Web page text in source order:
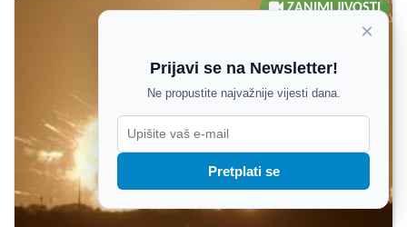
ZANIMLJIVOSTI
×
Prijavi se na Newsletter!
Ne propustite najvažnije vijesti dana.
Pretplati se